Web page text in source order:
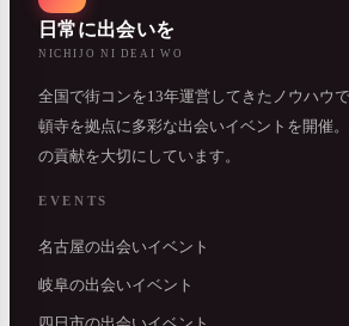
日常に出会いを
NICHIJO NI DEAI WO
全国で街コンを13年運営してきたノウハウ
頓寺を拠点に多彩な出会いイベントを開催
の貢献を大切にしています。
EVENTS
名古屋の出会いイベント
岐阜の出会いイベント